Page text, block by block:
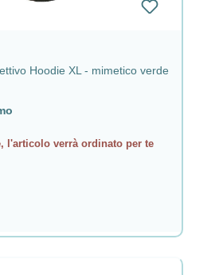
Hoodie XL - mimetico verde
l'articolo verrà ordinato per te